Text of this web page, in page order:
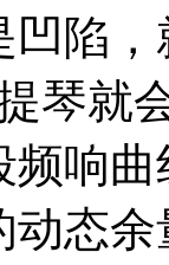
凹陷
琴就
频响
动态余